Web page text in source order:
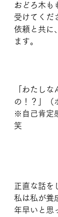
おどろ木も
受けてくだ
依頼と共に
ます。
「わたし
の！？」（
※自己肯定
笑
正直な話を
私は私が養
年早いと思